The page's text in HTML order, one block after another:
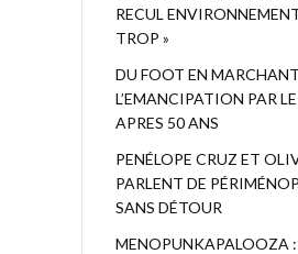
RECUL
TROP »
DU FOOT EN
L’EMANCIPATION PAR
APRES 50 ANS
PENÉLOPE CRUZ ET
PARLENT DE
SANS DÉTOUR
MENOPUNKAPALOOZA :